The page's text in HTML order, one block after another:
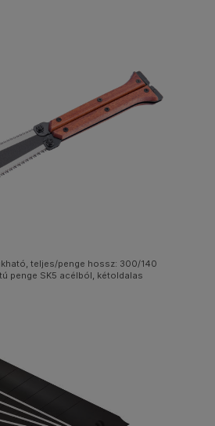
teljes/penge hossz: 300/140
penge SK5 acélból, kétoldalas